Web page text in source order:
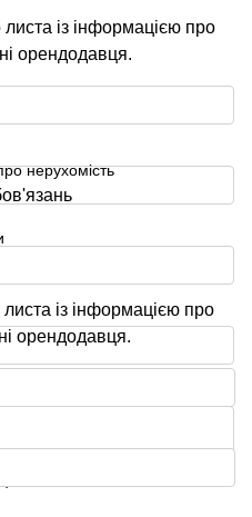
із інформацією про
орендодавця.
нерухомість
із інформацією про
орендодавця.